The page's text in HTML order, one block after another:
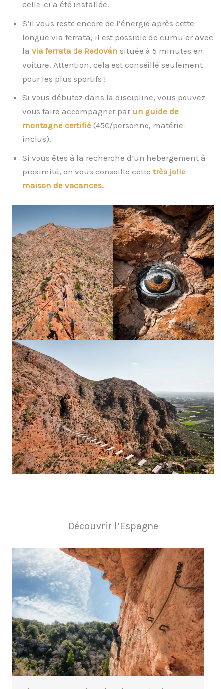
celle-ci a été installée.
S’il vous reste encore de l’énergie après cette
longue via ferrata, il est possible de cumuler avec
la via ferrata de Redován située à 5 minutes en
voiture. Attention, cela est conseillé seulement
pour les plus sportifs !
Si vous débutez dans la discipline, vous pouvez
vous faire accompagner par un guide de
montagne certifié (45€/personne, matériel
inclus).
Si vous êtes à la recherche d’un hebergement à
proximité, on vous conseille cette très jolie
maison de vacances.
Découvrir l’Espagne